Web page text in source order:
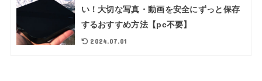
い！大切な写真・動画を安全にずっと保存
するおすすめ方法【pc不要】
2024.07.01